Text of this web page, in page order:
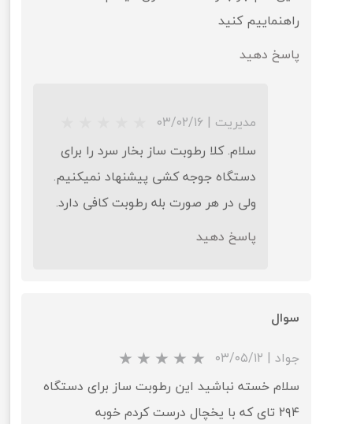
★★ ★★
★★★★★
راهنماییم کنید
پاسخ دهید
مدیریت | ۰۳/۰۲/۱۶
سلام. کلا رطوبت ساز بخار سرد را برای
دستگاه جوجه کشی پیشنهاد نمیکنیم.
ولی در هر صورت بله رطوبت کافی دارد.
پاسخ دهید
سوال
جواد | ۰۳/۰۵/۱۲
سلام خسته نباشید این رطوبت ساز برای دستگاه
۲۹۴ تای که با یخچال درست کردم خوبه